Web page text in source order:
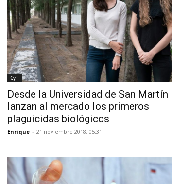
CyT
Desde la Universidad de San Martín
lanzan al mercado los primeros
plaguicidas biológicos
Enrique - 21 noviembre 2018, 05:31